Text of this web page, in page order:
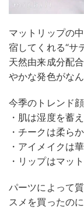
マットリップの
宿してくれる“サ
天然由来成分配
やかな発色がな
今季のトレンド
・肌は湿度を蓄
・チークは柔ら
・アイメイクは
・リップはマット
パーツによって
スメを買ったの